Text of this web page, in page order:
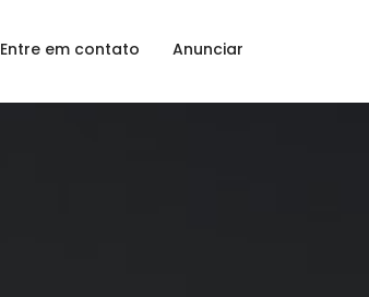
Entre em contato Anunciar